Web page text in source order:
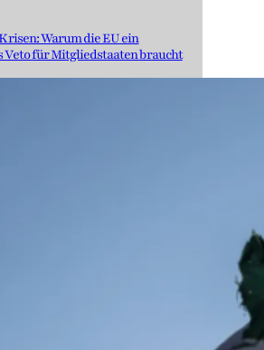
Warum die EU ein
Veto für Mitgliedstaaten braucht